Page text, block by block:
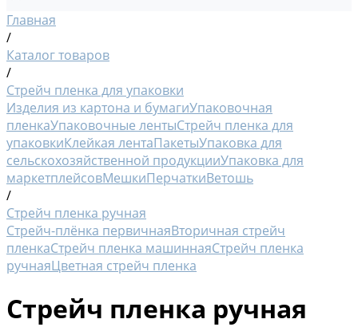
Главная
/
Каталог товаров
/
Стрейч пленка для упаковки
Изделия из картона и бумагиУпаковочная
пленкаУпаковочные лентыСтрейч пленка для
упаковкиКлейкая лентаПакетыУпаковка для
сельскохозяйственной продукцииУпаковка для
маркетплейсовМешкиПерчаткиВетошь
/
Стрейч пленка ручная
Стрейч-плёнка первичнаяВторичная стрейч
пленкаСтрейч пленка машиннаяСтрейч пленка
ручнаяЦветная стрейч пленка
Стрейч пленка ручная